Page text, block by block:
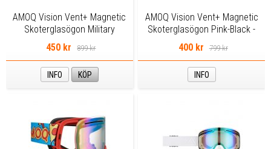
AMOQ Vision Vent+ Magnetic
Skoterglasögon Military
Green/Orange - Gold Mirror
450 kr 899 kr
INFO KÖP
AMOQ Vision Vent+ Magnetic
Skoterglasögon Pink-Black -
Smoke
400 kr 799 kr
INFO